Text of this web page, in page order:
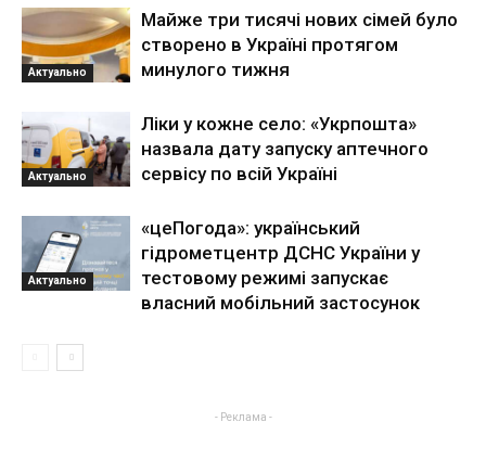
Актуально
Майже три тисячі нових сімей було
створено в Україні протягом
минулого тижня
Актуально
Ліки у кожне село: «Укрпошта»
назвала дату запуску аптечного
сервісу по всій Україні
Актуально
«цеПогода»: український
гідрометцентр ДСНС України у
тестовому режимі запускає
власний мобільний застосунок
- Реклама -